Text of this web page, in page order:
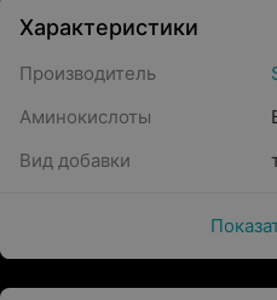
Характеристики
Производитель
Аминокислоты
Вид добавки